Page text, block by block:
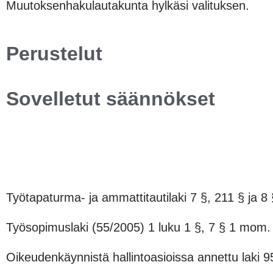
Muutoksenhakulautakunta hylkäsi valituksen.
Perustelut
Sovelletut säännökset
Työtapaturma- ja ammattitautilaki 7 §, 211 § ja 8
Työsopimuslaki (55/2005) 1 luku 1 §, 7 § 1
Oikeudenkäynnistä hallintoasioissa annettu laki